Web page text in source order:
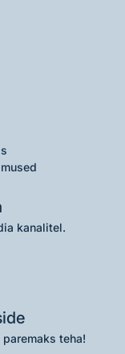
kanalitel.
teha!